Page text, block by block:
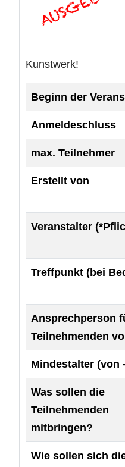
Kunstwerk!
Beginn der
Anmeldeschluss
max. Teilnehmer
Erstellt von
Veranstalter
Treffpunkt (bei
Ansprechperson
Teilnehmenden
Mindestalter (von
Was sollen die
Teilnehmenden
mitbringen?
Wie sollen sich